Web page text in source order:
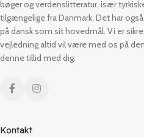
bøger og verdenslitteratur, især
tilgængelige fra Danmark. Det har
på dansk som sit hovedmål. Vi er
vejledning altid vil være med os på
denne tillid med dig.
Kontakt